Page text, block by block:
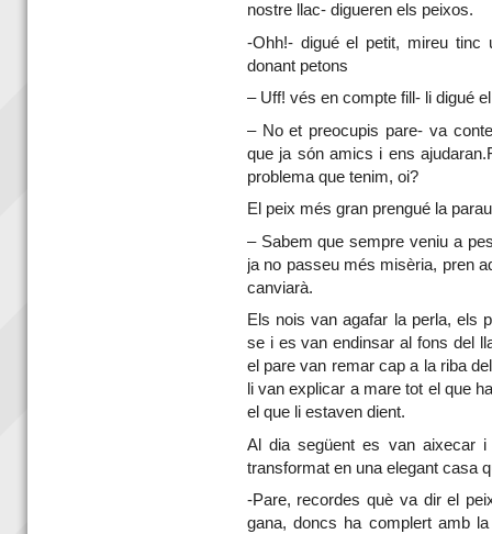
nostre llac- digueren els peixos.
-Ohh!- digué el petit, mireu tinc
donant petons
– Uff! vés en compte fill- li digué
– No et preocupis pare- va
que ja són amics i ens
problema que tenim, oi?
El peix més gran prengué la
– Sabem que sempre veniu a
ja no passeu més misèria, pren
canviarà.
Els nois van agafar la perla, els
se i es van endinsar al fons del
el pare van remar cap a la riba
li van explicar a mare tot el que
el que li estaven dient.
Al dia següent es van aixecar
transformat en una elegant casa
-Pare, recordes què va dir el
gana, doncs ha complert amb